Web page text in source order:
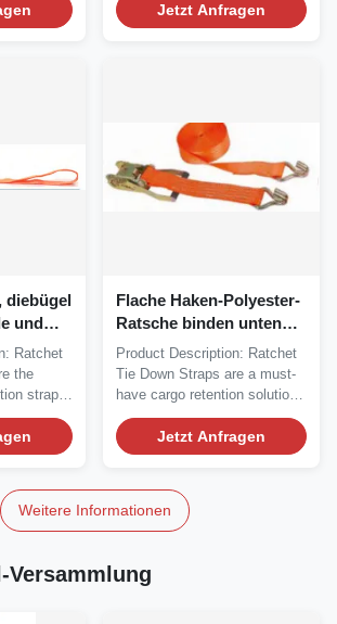
Jetzt Anfragen
diebügel
und
Ratchet
the
straps
Flache Haken-Polyester-
Ratsche binden unten
Bügel mit Schutzhülsen
Product Description: Ratchet
Tie Down Straps are a must-
have cargo retention solution
for...
Jetzt Anfragen
Weitere Informationen
Versammlung